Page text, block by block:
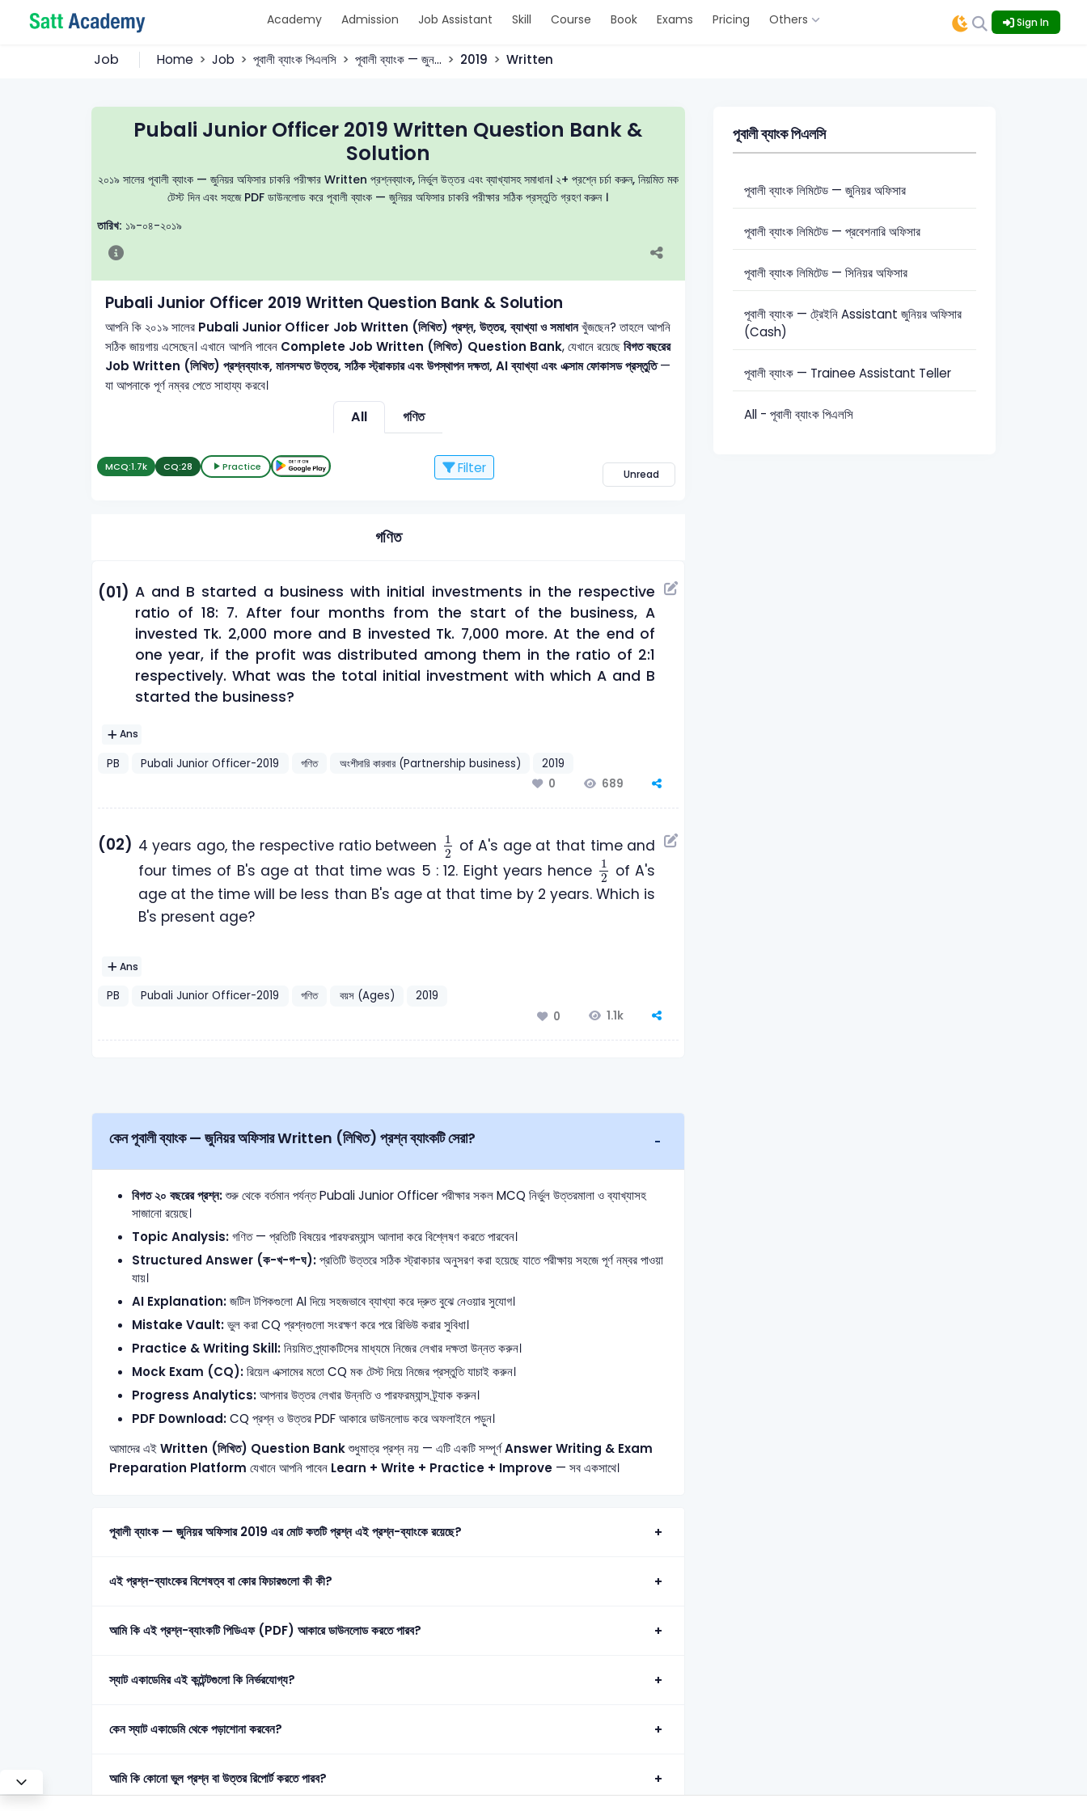
Academy Admission Job Assistant Skill Course Book Exams Pricing Others Sign In
Job Home Job পূবালী ব্যাংক পিএলসি পূবালী ব্যাংক — জুন... 2019 Written
Pubali Junior Officer 2019 Written Question Bank &
Solution
২০১৯ সালের পূবালী ব্যাংক — জুনিয়র অফিসার চাকরি পরীক্ষার Written প্রশ্নব্যাংক, নির্ভুল উত্তর এবং ব্যাখ্যাসহ সমাধান। ২+ প্রশ্নে চর্চা করুন, নিয়মিত মক
টেস্ট দিন এবং সহজে PDF ডাউনলোড করে পূবালী ব্যাংক — জুনিয়র অফিসার চাকরি পরীক্ষার সঠিক প্রস্তুতি গ্রহণ করুন ।
তারিখ: ১৯-০৪-২০১৯
Pubali Junior Officer 2019 Written Question Bank & Solution
আপনি কি ২০১৯ সালের Pubali Junior Officer Job Written (লিখিত) প্রশ্ন, উত্তর, ব্যাখ্যা ও সমাধানখুঁজছেন? তাহলে আপনি
সঠিক জায়গায় এসেছেন। এখানে আপনি পাবেন Complete Job Written (লিখিত) Question Bank, যেখানে রয়েছেবিগত বছরের
Job Written (লিখিত) প্রশ্নব্যাংক, মানসম্মত উত্তর, সঠিক স্ট্রাকচার এবং উপস্থাপন দক্ষতা, AI ব্যাখ্যা এবং এক্সাম ফোকাসড প্রস্তুতি—
যা আপনাকে পূর্ণ নম্বর পেতে সাহায্য করবে।
All গণিত
MCQ:1.7k CQ:28 Practice Filter Unread
গণিত
(01) A and B started a business with initial investments in the respective
ratio of 18: 7. After four months from the start of the business, A
invested Tk. 2,000 more and B invested Tk. 7,000 more. At the end of
one year, if the profit was distributed among them in the ratio of 2:1
respectively. What was the total initial investment with which A and B
started the business?
Ans
PB Pubali Junior Officer-2019 গণিত অংশীদারি কারবার (Partnership business)
2019
0
689
(02) 4 years ago, the respective ratio between
1
2
12 of A's age at that time and
four times of B's age at that time was 5 : 12. Eight years hence
1
2
12of A's
age at the time will be less than B's age at that time by 2 years. Which is
B's present age?
Ans
PB Pubali Junior Officer-2019 গণিত বয়স (Ages)
2019
0
1.1k
কেন পূবালী ব্যাংক — জুনিয়র অফিসার Written (লিখিত) প্রশ্ন ব্যাংকটি সেরা?
বিগত ২০ বছরের প্রশ্ন:শুরু থেকে বর্তমান পর্যন্ত Pubali Junior Officer পরীক্ষার সকল MCQ নির্ভুল উত্তরমালা ও ব্যাখ্যাসহ
সাজানো রয়েছে।
Topic Analysis:গণিত — প্রতিটি বিষয়ের পারফরম্যান্স আলাদা করে বিশ্লেষণ করতে পারবেন।
Structured Answer (ক-খ-গ-ঘ):প্রতিটি উত্তরে সঠিক স্ট্রাকচার অনুসরণ করা হয়েছে যাতে পরীক্ষায় সহজে পূর্ণ নম্বর পাওয়া
যায়।
AI Explanation:জটিল টপিকগুলো AI দিয়ে সহজভাবে ব্যাখ্যা করে দ্রুত বুঝে নেওয়ার সুযোগ।
Mistake Vault:ভুল করা CQ প্রশ্নগুলো সংরক্ষণ করে পরে রিভিউ করার সুবিধা।
Practice & Writing Skill:নিয়মিত প্র্যাকটিসের মাধ্যমে নিজের লেখার দক্ষতা উন্নত করুন।
Mock Exam (CQ):রিয়েল এক্সামের মতো CQ মক টেস্ট দিয়ে নিজের প্রস্তুতি যাচাই করুন।
Progress Analytics:আপনার উত্তর লেখার উন্নতি ও পারফরম্যান্স ট্র্যাক করুন।
PDF Download:CQ প্রশ্ন ও উত্তর PDF আকারে ডাউনলোড করে অফলাইনে পড়ুন।
আমাদের এইWritten (লিখিত) Question Bankশুধুমাত্র প্রশ্ন নয় — এটি একটি সম্পূর্ণAnswer Writing & Exam
Preparation Platform যেখানে আপনি পাবেন Learn + Write + Practice + Improve— সব একসাথে।
পূবালী ব্যাংক — জুনিয়র অফিসার 2019 এর মোট কতটি প্রশ্ন এই প্রশ্ন-ব্যাংকে রয়েছে?
এই প্রশ্ন-ব্যাংকের বিশেষত্ব বা কোর ফিচারগুলো কী কী?
আমি কি এই প্রশ্ন-ব্যাংকটি পিডিএফ (PDF) আকারে ডাউনলোড করতে পারব?
স্যাট একাডেমির এই কন্টেন্টগুলো কি নির্ভরযোগ্য?
কেন স্যাট একাডেমি থেকে পড়াশোনা করবেন?
আমি কি কোনো ভুল প্রশ্ন বা উত্তর রিপোর্ট করতে পারব?
পূবালী ব্যাংক পিএলসি
পূবালী ব্যাংক লিমিটেড — জুনিয়র অফিসার
পূবালী ব্যাংক লিমিটেড — প্রবেশনারি অফিসার
পূবালী ব্যাংক লিমিটেড — সিনিয়র অফিসার
পূবালী ব্যাংক — ট্রেইনি Assistant জুনিয়র অফিসার
(Cash)
পূবালী ব্যাংক — Trainee Assistant Teller
All - পূবালী ব্যাংক পিএলসি